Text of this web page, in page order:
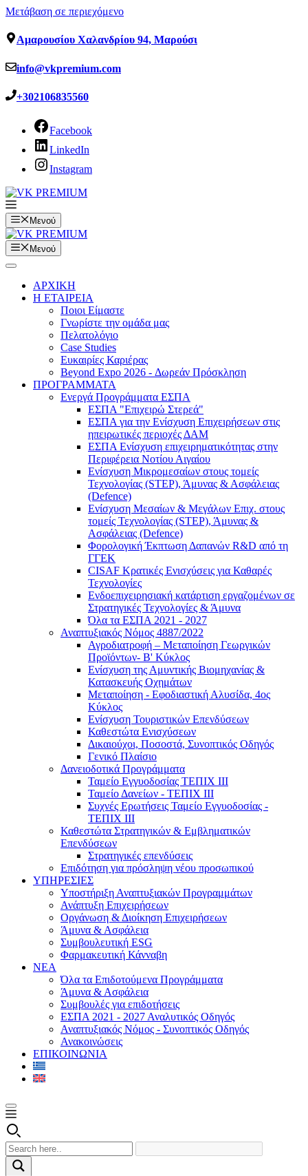
Μετάβαση σε περιεχόμενο
Αμαρουσίου Χαλανδρίου 94, Μαρούσι
info@vkpremium.com
+302106835560
Facebook
LinkedIn
Instagram
Μενού
Μενού
ΑΡΧΙΚΗ
Η ΕΤΑΙΡΕΙΑ
Ποιοι Είμαστε
Γνωρίστε την ομάδα μας
Πελατολόγιο
Case Studies
Ευκαιρίες Καριέρας
Beyond Expo 2026 - Δωρεάν Πρόσκληση
ΠΡΟΓΡΑΜΜΑΤΑ
Ενεργά Προγράμματα ΕΣΠΑ
ΕΣΠΑ "Επιχειρώ Στερεά"
ΕΣΠΑ για την Ενίσχυση Επιχειρήσεων στις
ηπειρωτικές περιοχές ΔΑΜ
ΕΣΠΑ Ενίσχυση επιχειρηματικότητας στην
Περιφέρεια Νοτίου Αιγαίου
Ενίσχυση Μικρομεσαίων στους τομείς
Τεχνολογίας (STEP), Άμυνας & Ασφάλειας
(Defence)
Ενίσχυση Μεσαίων & Μεγάλων Επιχ. στους
τομείς Τεχνολογίας (STEP), Άμυνας &
Ασφάλειας (Defence)
Φορολογική Έκπτωση Δαπανών R&D από τη
ΓΓΕΚ
CISAF Κρατικές Ενισχύσεις για Καθαρές
Τεχνολογίες
Ενδοεπιχειρησιακή κατάρτιση εργαζομένων σε
Στρατηγικές Τεχνολογίες & Άμυνα
Όλα τα ΕΣΠΑ 2021 - 2027
Αναπτυξιακός Νόμος 4887/2022
Αγροδιατροφή – Μεταποίηση Γεωργικών
Προϊόντων- Β' Κύκλος
Eνίσχυση της Αμυντικής Βιομηχανίας &
Κατασκευής Οχημάτων
Μεταποίηση - Εφοδιαστική Αλυσίδα, 4ος
Κύκλος
Ενίσχυση Τουριστικών Επενδύσεων
Καθεστώτα Ενισχύσεων
Δικαιούχοι, Ποσοστά, Συνοπτικός Οδηγός
Γενικό Πλαίσιο
Δανειοδοτικά Προγράμματα
Ταμείο Εγγυοδοσίας ΤΕΠΙΧ ΙΙΙ
Ταμείο Δανείων - ΤΕΠΙΧ ΙΙΙ
Συχνές Ερωτήσεις Ταμείο Εγγυοδοσίας -
ΤΕΠΙΧ ΙΙΙ
Καθεστώτα Στρατηγικών & Εμβληματικών
Επενδύσεων
Στρατηγικές επενδύσεις
Επιδότηση για πρόσληψη νέου προσωπικού
ΥΠΗΡΕΣΙΕΣ
Υποστήριξη Αναπτυξιακών Προγραμμάτων
Ανάπτυξη Επιχειρήσεων
Οργάνωση & Διοίκηση Επιχειρήσεων
Άμυνα & Ασφάλεια
Συμβουλευτική ESG
Φαρμακευτική Κάνναβη
ΝΕΑ
Όλα τα Επιδοτούμενα Προγράμματα
Άμυνα & Ασφάλεια
Συμβουλές για επιδοτήσεις
ΕΣΠΑ 2021 - 2027 Αναλυτικός Οδηγός
Αναπτυξιακός Νόμος - Συνοπτικός Οδηγός
Ανακοινώσεις
ΕΠΙΚΟΙΝΩΝΙΑ